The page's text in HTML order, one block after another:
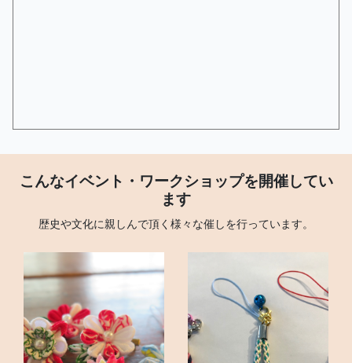
こんなイベント・ワークショップを開催してい
ます
歴史や文化に親しんで頂く様々な催しを行っています。